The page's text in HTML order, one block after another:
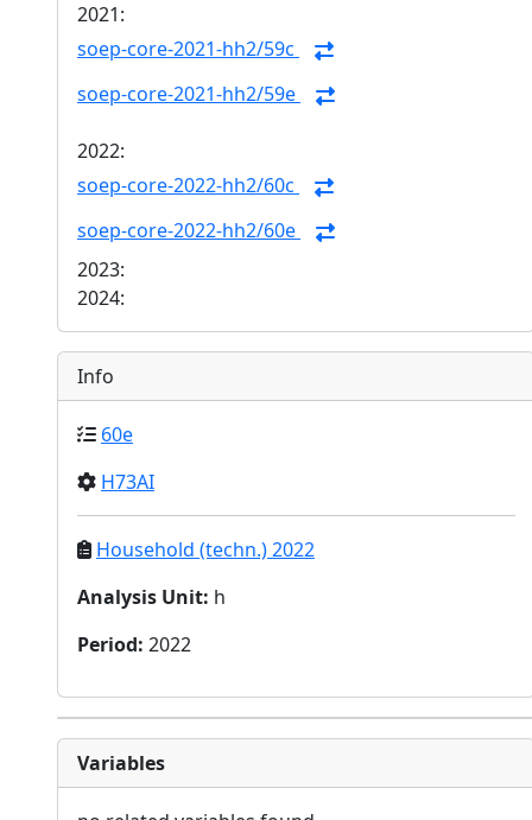
2021:
soep-core-2021-hh2/59c
soep-core-2021-hh2/59e
2022:
soep-core-2022-hh2/60c
soep-core-2022-hh2/60e
2023:
2024:
Info
60e
H73AI
Household (techn.) 2022
Analysis Unit: h
Period: 2022
Variables